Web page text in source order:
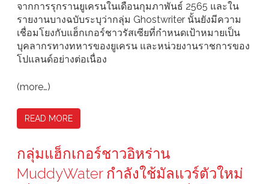
จากการรุกรานยูเครนในเดือนกุมภาพันธ์ 2565 และใน
รายงานบางฉบับระบุว่ากลุ่ม Ghostwriter นั้นยังมีความ
เชื่อมโยงกับแฮ็กเกอร์ชาวรัสเซียที่กำหนดเป้าหมายเป็น
บุคลากรทางทหารของยูเครน และหน่วยงานราชการของ
โปแลนด์อย่างต่อเนื่อง
(more…)
READ MORE
กลุ่มแฮ็กเกอร์ชาวอิหร่าน
MuddyWater กำลังใช้มัลแวร์ตัวใหม่